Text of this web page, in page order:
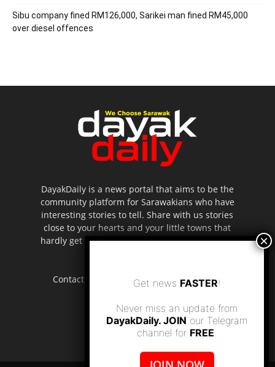
Sibu company fined RM126,000, Sarikei man fined RM45,000
over diesel offences
DayakDaily is a news portal that aims to be the
community platform for Sarawakians who have
interesting stories to tell. Share with us stories
close to your hearts and your little towns that
hardly get to be highlighted in the mainstream
Contact us: editor.dayakdaily@gmail.com
Get news FASTER!
Never miss an update from
DayakDaily. JOIN our Telegram
channel for FREE.